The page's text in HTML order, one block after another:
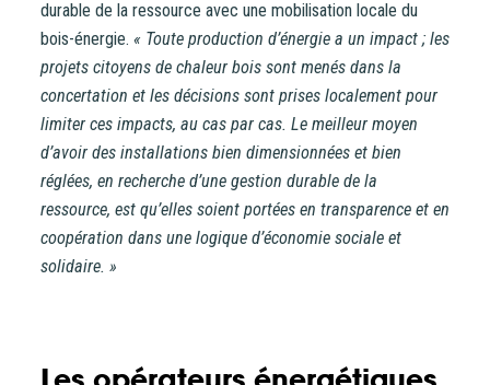
durable de la ressource avec une mobilisation locale du
bois-énergie. « Toute production d’énergie a un impact ; les
projets citoyens de chaleur bois sont menés dans la
concertation et les décisions sont prises localement pour
limiter ces impacts, au cas par cas. Le meilleur moyen
d’avoir des installations bien dimensionnées et bien
réglées, en recherche d’une gestion durable de la
ressource, est qu’elles soient portées en transparence et en
coopération dans une logique d’économie sociale et
solidaire. »